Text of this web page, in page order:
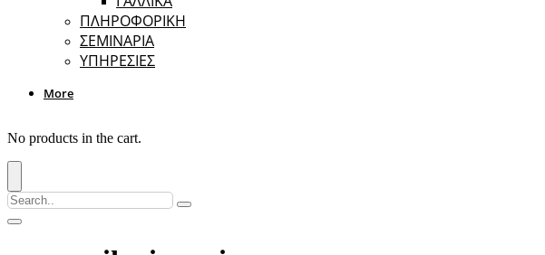
ΠΛΗΡΟΦΟΡΙΚΗ
ΣΕΜΙΝΑΡΙΑ
ΥΠΗΡΕΣΙΕΣ
More
No products in the cart.